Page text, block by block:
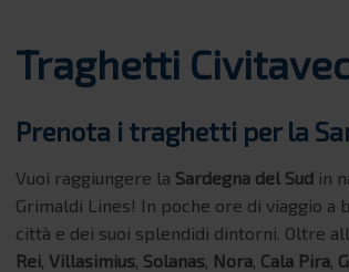
Traghetti
Prenota i traghetti per la
Vuoi raggiungere la Sardegna del Sud in
Grimaldi Lines! In poche ore di viaggio
città e dei suoi splendidi dintorni. Oltre
Rei, Villasimius, Solanas, Nora, Cala Pira,